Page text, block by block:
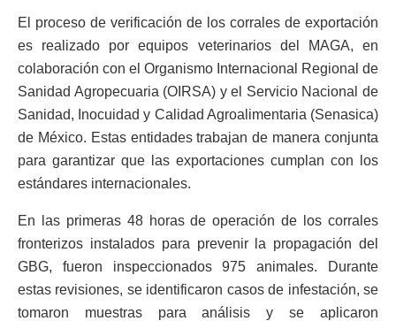
El proceso de verificación de los corrales de exportación
es realizado por equipos veterinarios del MAGA, en
colaboración con el Organismo Internacional Regional de
Sanidad Agropecuaria (OIRSA) y el Servicio Nacional de
Sanidad, Inocuidad y Calidad Agroalimentaria (Senasica)
de México. Estas entidades trabajan de manera conjunta
para garantizar que las exportaciones cumplan con los
estándares internacionales.
En las primeras 48 horas de operación de los corrales
fronterizos instalados para prevenir la propagación del
GBG, fueron inspeccionados 975 animales. Durante
estas revisiones, se identificaron casos de infestación, se
tomaron muestras para análisis y se aplicaron